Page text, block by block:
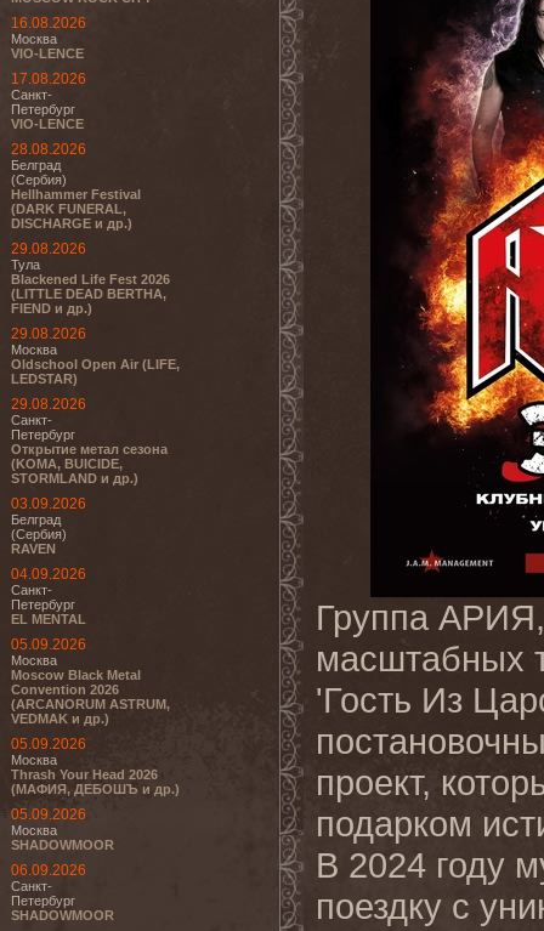
16.08.2026
Москва
VIO-LENCE
17.08.2026
Санкт-
Петербург
VIO-LENCE
28.08.2026
Белград
(Сербия)
Hellhammer Festival
(DARK FUNERAL,
DISCHARGE и др.)
29.08.2026
Тула
Blackened Life Fest 2026
(LITTLE DEAD BERTHA,
FIEND и др.)
29.08.2026
Москва
Oldschool Open Air (LIFE,
LEDSTAR)
29.08.2026
Санкт-
Петербург
Открытие метал сезона
(KOMA, BUICIDE,
STORMLAND и др.)
03.09.2026
Белград
(Сербия)
RAVEN
04.09.2026
Санкт-
Петербург
EL MENTAL
05.09.2026
Москва
Moscow Black Metal
Convention 2026
(ARCANORUM ASTRUM,
VEDMAK и др.)
05.09.2026
Москва
Thrash Your Head 2026
(МАФИЯ, ДЕБОШЪ и др.)
05.09.2026
Москва
SHADOWMOOR
06.09.2026
Санкт-
Петербург
SHADOWMOOR
Группа
масштабных
'Гость Из
проект,
подарком
В 2024 году
поездку с